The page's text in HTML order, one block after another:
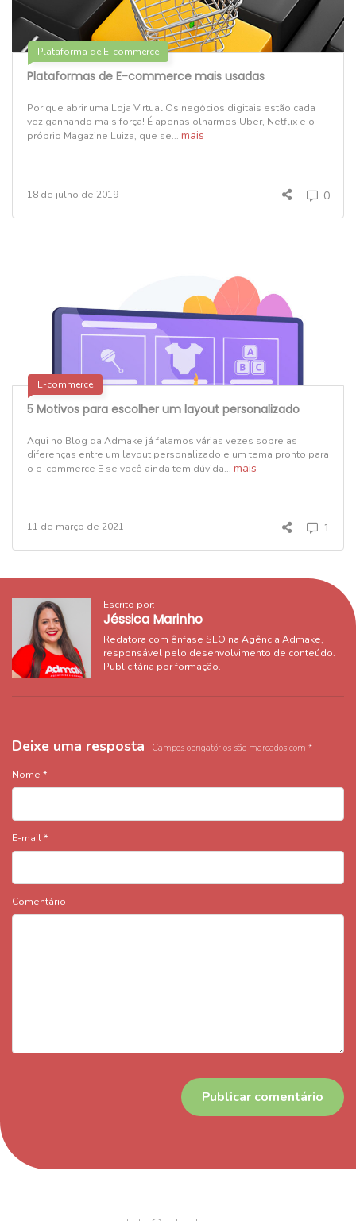
Plataforma de E-commerce
Plataformas de E-commerce mais usadas
Por que abrir uma Loja Virtual Os negócios digitais estão cada
vez ganhando mais força! É apenas olharmos Uber, Netflix e o
próprio Magazine Luiza, que se... mais
18 de julho de 2019 0
E-commerce
5 Motivos para escolher um layout personalizado
Aqui no Blog da Admake já falamos várias vezes sobre as
diferenças entre um layout personalizado e um tema pronto para
o e-commerce E se você ainda tem dúvida... mais
11 de março de 2021 1
Escrito por:
Jéssica Marinho
Redatora com ênfase SEO na Agência Admake,
responsável pelo desenvolvimento de conteúdo.
Publicitária por formação.
Deixe uma resposta Campos obrigatórios são marcados com *
Nome *
E-mail*
Comentário